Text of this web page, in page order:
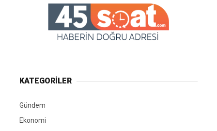
KATEGORİLER
Gündem
Ekonomi